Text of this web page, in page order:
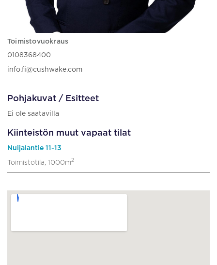
Toimistovuokraus
0108368400
info.fi@cushwake.com
Pohjakuvat / Esitteet
Ei ole saatavilla
Kiinteistön muut vapaat tilat
Nuijalantie 11-13
Toimistotila, 1000m2